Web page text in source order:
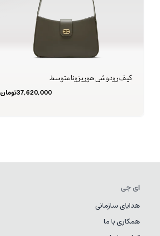
کیف رودوشی هوریزونا متوسط
37,620,000تومان
ای جی
هدایای سازمانی
همکاری با ما